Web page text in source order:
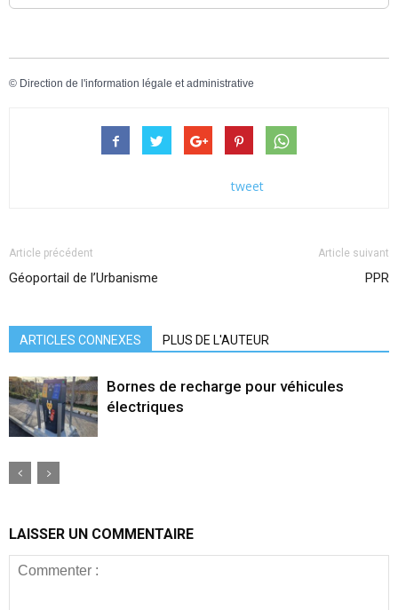
© Direction de l'information légale et administrative
tweet
Article précédent
Géoportail de l’Urbanisme
Article suivant
PPR
ARTICLES CONNEXES PLUS DE L'AUTEUR
Bornes de recharge pour véhicules
électriques
LAISSER UN COMMENTAIRE